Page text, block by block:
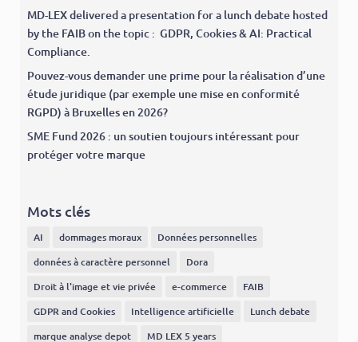
MD-LEX delivered a presentation for a lunch debate hosted
by the FAIB on the topic : GDPR, Cookies & AI: Practical
Compliance.
Pouvez-vous demander une prime pour la réalisation d’une
étude juridique (par exemple une mise en conformité
RGPD) à Bruxelles en 2026?
SME Fund 2026 : un soutien toujours intéressant pour
protéger votre marque
Mots clés
AI dommages moraux
Données personnelles
données à caractère personnel
Dora
Droit à l'image et vie privée
e-commerce
FAIB
GDPR and Cookies
Intelligence artificielle
Lunch debate
marque analyse depot
MD LEX 5 years